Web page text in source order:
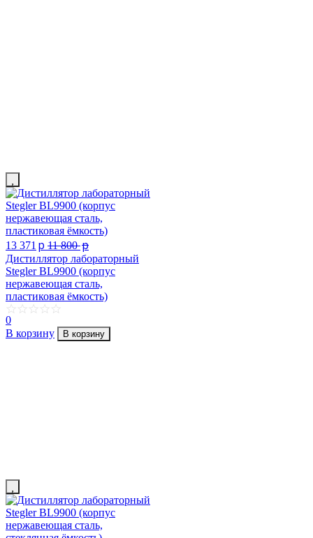
13 371 p 11 800 p
Дистиллятор лабораторный
Stegler BL9900 (корпус
нержавеющая сталь,
пластиковая ёмкость)
0
В корзину
В корзину